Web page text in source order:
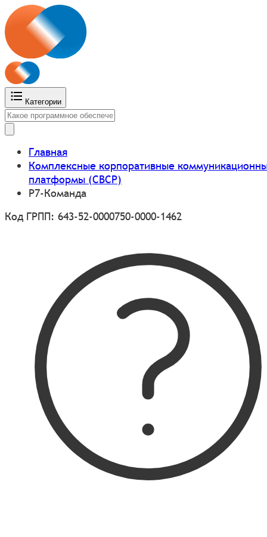
Категории
Главная
Комплексные корпоративные
платформы (CBCP)
Р7-Команда
Код ГРПП: 643-52-0000750-0000-1462